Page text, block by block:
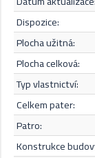
Souhlasím se
Doprava do
hromadné
případě zájmu
kontaktovat i přes
dispozice:
plocha užitná:
plocha celková:
typ vlastnictví:
celkem pater:
patro:
konstrukce